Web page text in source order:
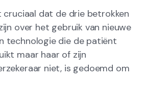
cruciaal dat de drie betrokken
over het gebruik van nieuwe
technologie die de patiënt
maar haar of zijn
niet, is gedoemd om